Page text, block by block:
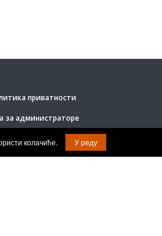
приватности
за администраторе
колачиће. У реду